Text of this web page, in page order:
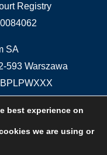
Registry
SA
593 Warszawa
best experience on
we are using or